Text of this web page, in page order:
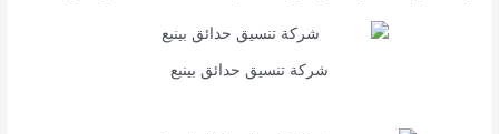
شركة تنسيق حدائق بينبع